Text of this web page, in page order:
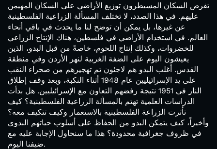
تفرض السكان المسيطرون توزيع الأراضي على السكان المهيمن
عليهم. في هذا الصدد، لا تختلف المسألة الزراعية الفلسطينية
عن غيرها، بل يمكن أن توضح لنا ما يحدث في باقي أنحاء
العالم. في استخدام الأراضي في فلسطين، هناك الإنتاج الزراعي
للخضروات، وكذلك إنتاج اللحوم، خاصةً من قبل البدو، الذين
يعيشون اليوم على الضفة الغربية لنهر الأردن وفي منطقة
القدس. أغلب البدو هم لاجئون تم تهجيرهم من صحراء النقب
على يد الإسرائيليين عام 1948 أثناء النكبة، وبعد وقف إطلاق
النار في 1951 نتيجة رفضهم التعاون مع الإسرائيليين. هل بدأت
الدراسات العلمية تهتم بالمسألة الزراعية الفلسطينية؟ كيف
تأثرت الزراعة الفلسطينية بالاستعمار وكيف تتكيف معه؟
وأخيراً، كيف يتمكن البدو من الحفاظ على أسلوب حياتهم البدوي
في ظروف جغرافية محدودة؟ هذا ما سنحاول الإجابة عليه مع
ضيفنا اليوم.